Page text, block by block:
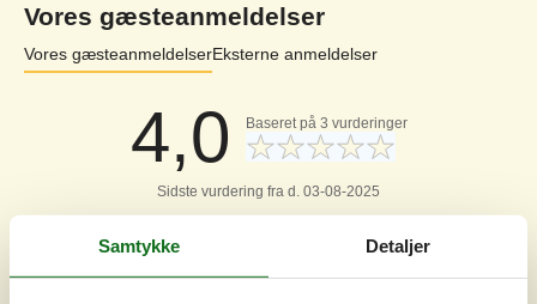
Vores gæsteanmeldelser
Vores gæsteanmeldelserEksterne anmeldelser
4,0 Baseret på 3 vurderinger
Sidste vurdering fra d. 03-08-2025
Samtykke Detaljer